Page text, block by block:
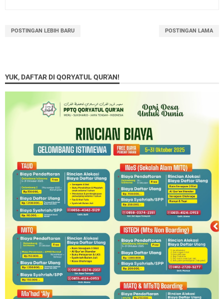
POSTINGAN LEBIH BARU POSTINGAN LAMA
YUK, DAFTAR DI QORYATUL QUR'AN!